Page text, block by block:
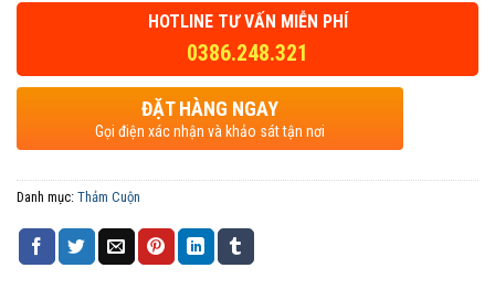
HOTLINE TƯ VẤN MIỄN PHÍ
0386.248.321
ĐẶT HÀNG NGAY
Gọi điện xác nhận và khảo sát tận nơi
Danh mục: Thảm Cuộn